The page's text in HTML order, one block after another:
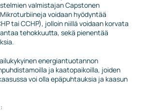
valmistajan Capstonen
voidaan hyödyntää
tai CCHP), jolloin niillä voidaan korvata
tehokkuutta, sekä pienentää
energiantuotannon
ja kaatopaikoilla, joiden
voi olla epäpuhtauksia ja kaasun